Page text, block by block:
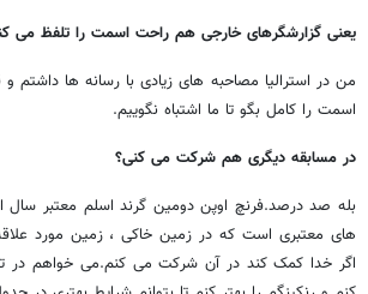
یعنی گزارشگرهای خارجی هم راحت اسمت را تلفظ می
من در استرالیا مصاحبه های زیادی با رسانه ها داشتم
اسمت را کامل بگو تا ما اشتباه نگوییم.
در مسابقه دیگری هم شرکت می کنی؟
بله صد درصد.فرنچ اوپن دومین گرند اسلم معتبر
های معتبری است که در زمین خاکی ، زمین مورد
اگر خدا کمک کند در آن شرکت می کنم.می خواهم در